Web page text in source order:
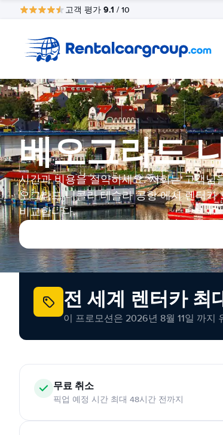
고객 평가 9.1 / 10
베오그라드
시간과 비용을 절약하세요. 저희는 고객님
오그라드 니콜라 테슬라 공항 에서 렌터카
비교합니다.
전 세계 렌터카 최
이 프로모션은 2026년 8월 11일 까지
무료 취소
픽업 예정 시간 최대 48시간 전까지